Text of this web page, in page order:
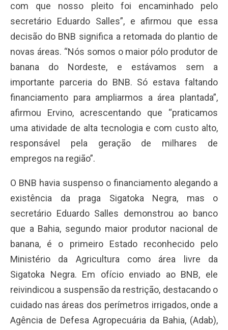
com que nosso pleito foi encaminhado pelo
secretário Eduardo Salles”, e afirmou que essa
decisão do BNB significa a retomada do plantio de
novas áreas. “Nós somos o maior pólo produtor de
banana do Nordeste, e estávamos sem a
importante parceria do BNB. Só estava faltando
financiamento para ampliarmos a área plantada”,
afirmou Ervino, acrescentando que “praticamos
uma atividade de alta tecnologia e com custo alto,
responsável pela geração de milhares de
empregos na região”.
O BNB havia suspenso o financiamento alegando a
existência da praga Sigatoka Negra, mas o
secretário Eduardo Salles demonstrou ao banco
que a Bahia, segundo maior produtor nacional de
banana, é o primeiro Estado reconhecido pelo
Ministério da Agricultura como área livre da
Sigatoka Negra. Em ofício enviado ao BNB, ele
reivindicou a suspensão da restrição, destacando o
cuidado nas áreas dos perímetros irrigados, onde a
Agência de Defesa Agropecuária da Bahia, (Adab),